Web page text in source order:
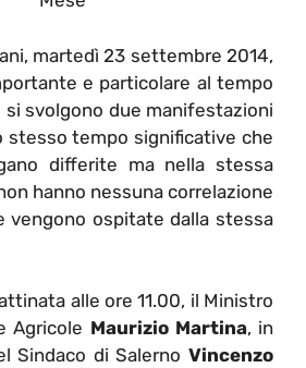
martedì 23 settembre 2014,
e particolare al tempo
si svolgono due manifestazioni
stesso tempo significative che
differite ma nella stessa
hanno nessuna correlazione
vengono ospitate dalla stessa
alle ore 11.00, il Ministro
Agricole Maurizio Martina, in
Sindaco di Salerno Vincenzo